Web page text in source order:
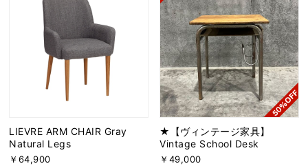
LIEVRE ARM CHAIR Gray
Natural Legs
￥64,900
★【ヴィンテージ家具】
Vintage School Desk
￥49,000